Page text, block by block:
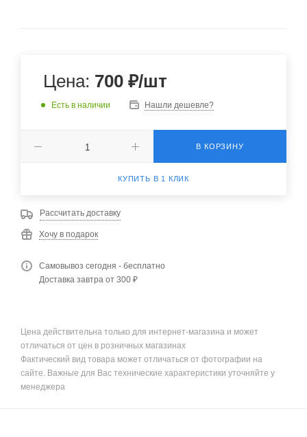
Цена: 700 ₽/шт
Есть в наличии Нашли дешевле?
В КОРЗИНУ
КУПИТЬ В 1 КЛИК
Рассчитать доставку
Хочу в подарок
Самовывоз сегодня - бесплатно
Доставка завтра от 300 ₽
Цена действительна только для интернет-магазина и может
отличаться от цен в розничных магазинах
Фактический вид товара может отличаться от фотографии на
сайте. Важные для Вас технические характеристики уточняйте у
менеджера